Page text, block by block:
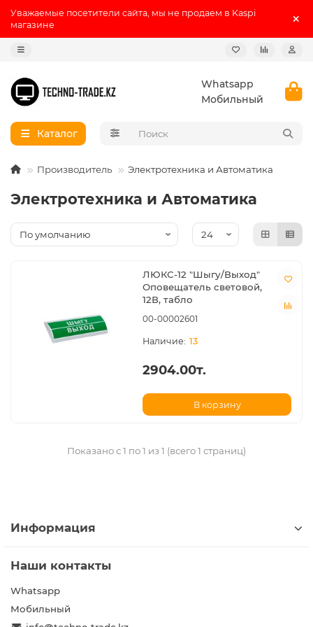
Уважаемые посетители сайта, мы не продаем в Kaspi
магазине
Whatsapp
Мобильный
Каталог
Производитель Электротехника и Автоматика
Электротехника и Автоматика
ЛЮКС-12 "Шыгу/Выход"
Оповещатель световой,
12В, табло
00-00002601
13
2904.00т.
В корзину
Показано с 1 по 1 из 1 (всего 1 страниц)
Информация
Наши контакты
Whatsapp
Мобильный